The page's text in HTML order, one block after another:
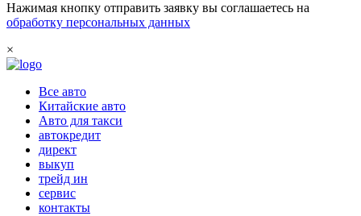
Нажимая кнопку отправить заявку вы соглашаетесь на
обработку персональных данных
×
Все авто
Китайские авто
Авто для такси
автокредит
директ
выкуп
трейд ин
сервис
контакты